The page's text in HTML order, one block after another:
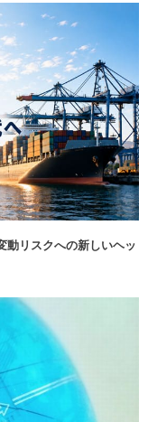
動リスクへの新しいヘッ